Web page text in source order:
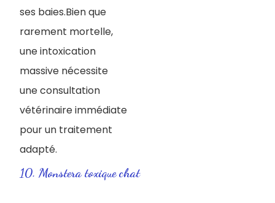
ses baies.Bien que
rarement mortelle,
une intoxication
massive nécessite
une consultation
vétérinaire immédiate
pour un traitement
adapté.
10. Monstera toxique chat